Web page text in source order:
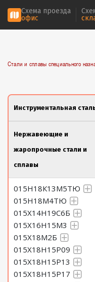
Схема проезда
офис
Стали и сплавы специального
Инструментальная
Нержавеющие и
жаропрочные стали и
сплавы
015Н18К13М5ТЮ
015Н18М4ТЮ
015Х14Н19С6Б
015Х16Н15М3
015Х18М2Б
015Х18Н15Р09
015Х18Н15Р13
015Х18Н15Р17